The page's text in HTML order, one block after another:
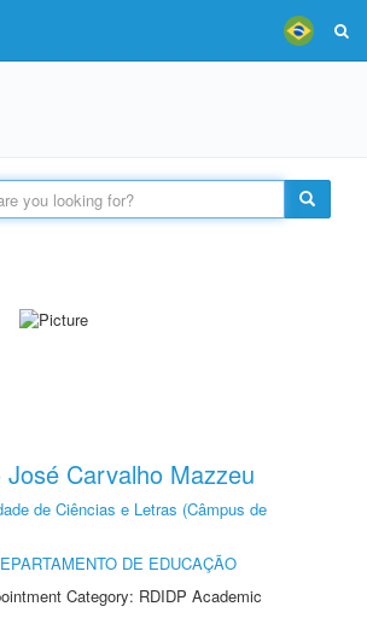
José Carvalho Mazzeu
de Ciências e Letras (Câmpus de
DE EDUCAÇÃO
Category: RDIDP Academic